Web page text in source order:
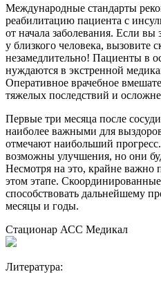
Международные стандарты
реабилитацию пациента с
от начала заболевания. Если
у близкого человека, вызовите
незамедлительно! Пациенты в
нуждаются в экстренной
Оперативное врачебное
тяжелых последствий и
Первые три месяца после
наиболее важными для
отмечают наибольший
возможны улучшения, но они
Несмотря на это, крайне важно
этом этапе.
способствовать дальнейшему
месяцы и годы.
Стационар АСС Медикал
Литература: